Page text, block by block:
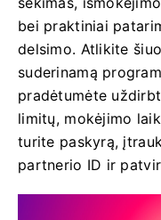
bei praktiniai
delsimo. Atlikite
suderinamą
pradėtumėte
limitų, mokėjimo
turite paskyrą,
partnerio ID ir